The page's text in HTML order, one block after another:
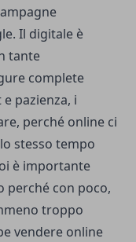
Il digitale è
tante
complete
pazienza, i
perché online ci
stesso tempo
è importante
perché con poco,
troppo
vendere online